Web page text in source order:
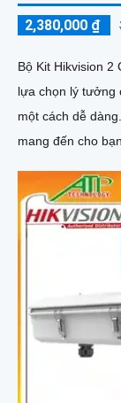
2,380,000 ₫
Bộ Kit Hikvision 2
lựa chọn lý tưởng
một cách dễ dàng. Với chất lượng hình ảnh sắc nét, bộ kit này
mang đến cho